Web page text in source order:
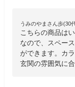
うみのやまさん歩(30
こちらの商品は
なので、スペー
ができます。カ
玄関の雰囲気に